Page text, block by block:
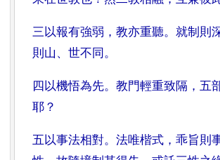
三以報有強弱 ，教亦重聽。就制則
則山 、世不同 。
四以機悟為先。教門輕重致隔 ，五
耶 ？
五以事法相對。法唯楷式 ，乖旨則